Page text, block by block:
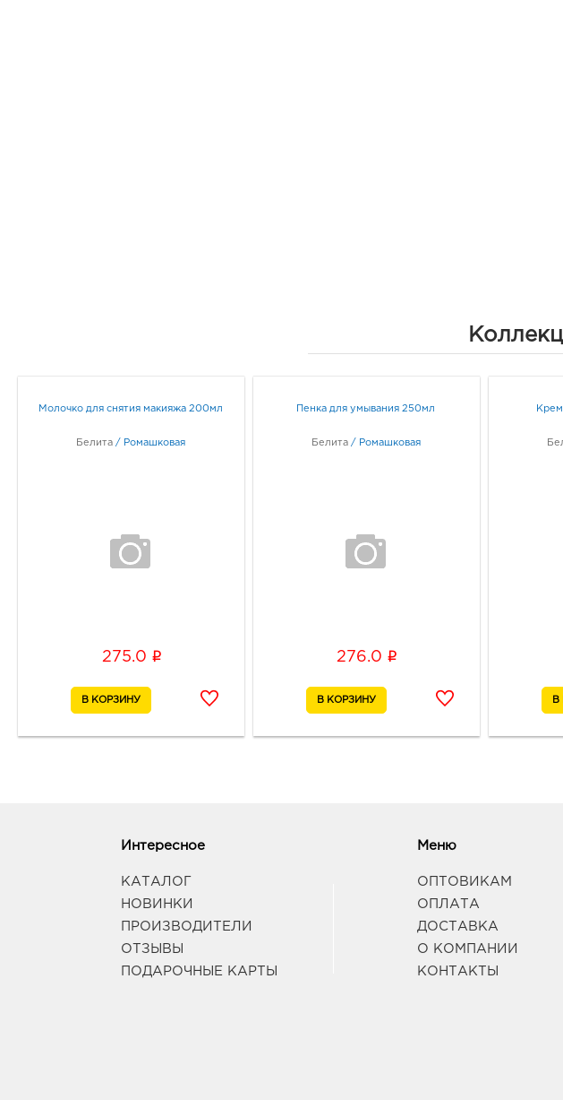
Молочко для снятия макияжа 200мл
Белита / Ромашковая
275.0 i
Пенка для умывания 250мл
Белита / Ромашковая
276.0 i
Интересное
КАТАЛОГ
НОВИНКИ
ПРОИЗВОДИТЕЛИ
ОТЗЫВЫ
ПОДАРОЧНЫЕ КАРТЫ
Меню
ОПТОВИКАМ
ОПЛАТА
ДОСТАВКА
О КОМПАНИИ
КОНТАКТЫ